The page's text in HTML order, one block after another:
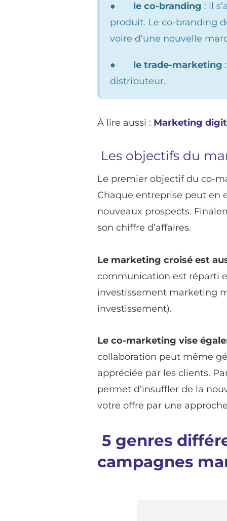
● le co-branding : il
produit. Le co-branding
voire d’une nouvelle
● le trade-marketing
distributeur.
À lire aussi : Marketing
Les objectifs du
Le premier objectif du co-
Chaque entreprise peut en
nouveaux prospects.
son chiffre d’affaires.
Le marketing croisé est
communication est réparti
investissement marketing
investissement).
Le co-marketing vise
collaboration peut même
appréciée par les clients.
permet d’insuffler de la
votre offre par une
5 genres
campagnes